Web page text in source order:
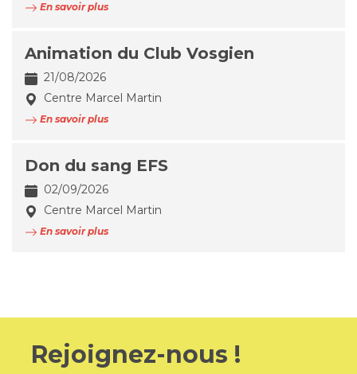
En savoir plus
Animation du Club Vosgien
21/08/2026
Centre Marcel Martin
En savoir plus
Don du sang EFS
02/09/2026
Centre Marcel Martin
En savoir plus
Rejoignez-nous !